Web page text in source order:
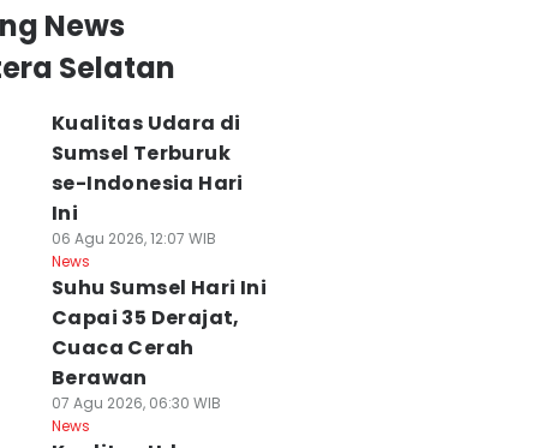
News
Selatan
Kualitas Udara di
Sumsel Terburuk
se-Indonesia Hari
Ini
06 Agu 2026, 12:07 WIB
News
Suhu Sumsel Hari Ini
Capai 35 Derajat,
Cuaca Cerah
Berawan
07 Agu 2026, 06:30 WIB
News